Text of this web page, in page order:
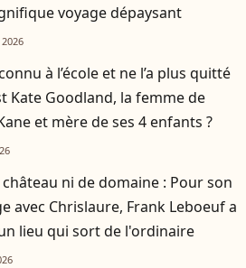
voyage dépaysant
connu à l’école et ne l’a plus quitté
Kate Goodland, la femme de
et mère de ses 4 enfants ?
château ni de domaine : Pour son
avec Chrislaure, Frank Leboeuf a
lieu qui sort de l'ordinaire